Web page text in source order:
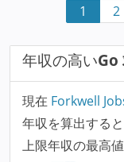
1 2
年収の高いGo
現在 Forkwell
年収を算出すると
上限年収の最高